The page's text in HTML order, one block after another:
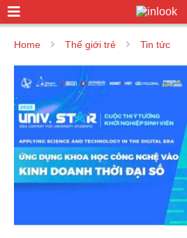
Home Thế giới trẻ Tin tức